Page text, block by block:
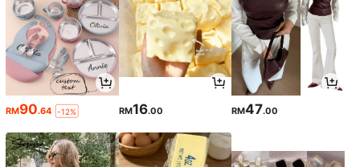
RM90.64 -12% RM16.00 RM47.00